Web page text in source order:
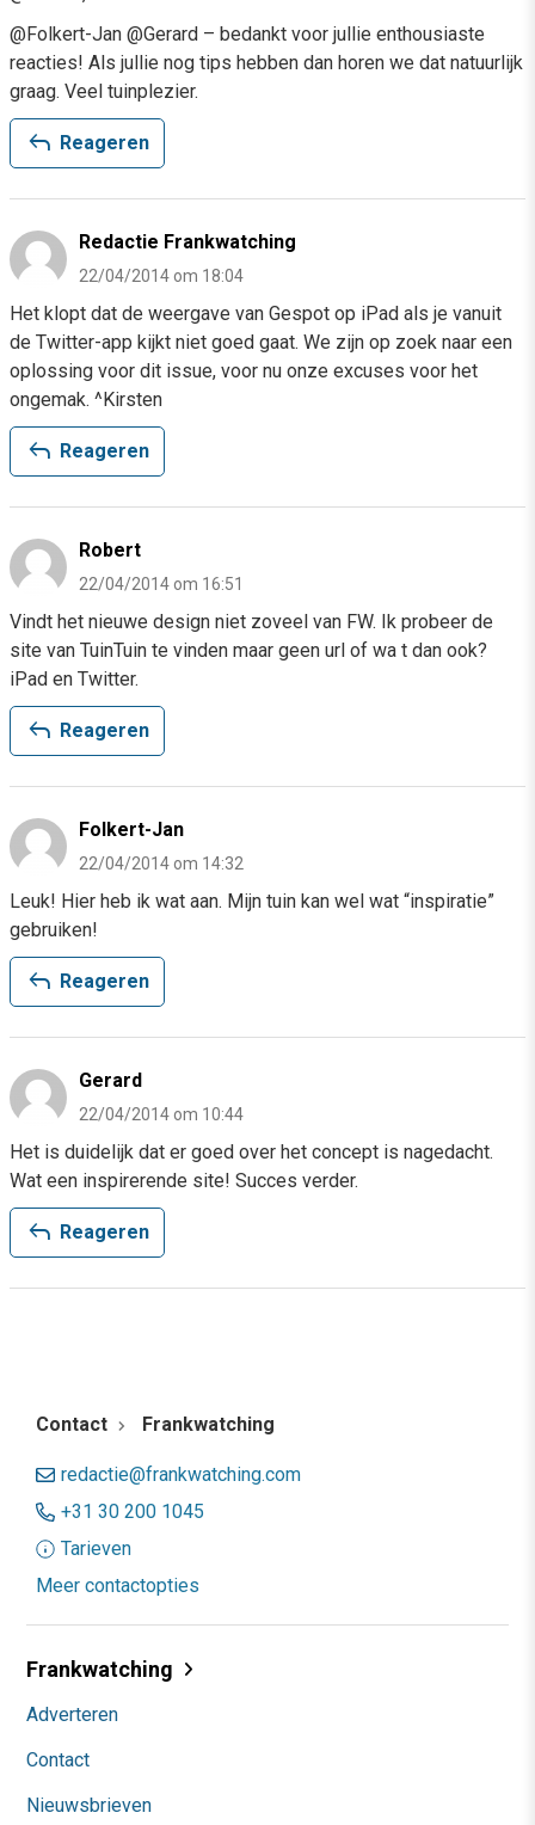
@Folkert-Jan @Gerard – bedankt voor jullie enthousiaste
reacties! Als jullie nog tips hebben dan horen we dat natuurlijk
graag. Veel tuinplezier.
reply Reageren
Redactie Frankwatching
22/04/2014 om 18:04
Het klopt dat de weergave van Gespot op iPad als je vanuit
de Twitter-app kijkt niet goed gaat. We zijn op zoek naar een
oplossing voor dit issue, voor nu onze excuses voor het
ongemak. ^Kirsten
reply Reageren
Robert
22/04/2014 om 16:51
Vindt het nieuwe design niet zoveel van FW. Ik probeer de
site van TuinTuin te vinden maar geen url of wa t dan ook?
iPad en Twitter.
reply Reageren
Folkert-Jan
22/04/2014 om 14:32
Leuk! Hier heb ik wat aan. Mijn tuin kan wel wat “inspiratie”
gebruiken!
reply Reageren
Gerard
22/04/2014 om 10:44
Het is duidelijk dat er goed over het concept is nagedacht.
Wat een inspirerende site! Succes verder.
reply Reageren
Contact Frankwatching
redactie@frankwatching.com
+31 30 200 1045
Tarieven
Meer contactopties
Frankwatching
Adverteren
Contact
Nieuwsbrieven